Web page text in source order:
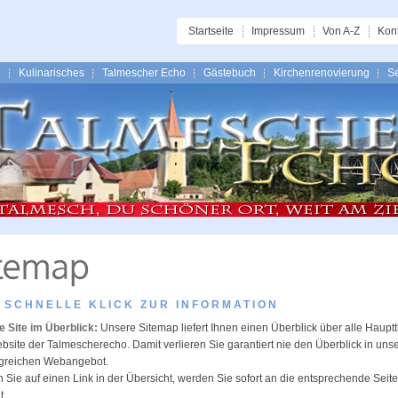
Von A-Z
Impressum
Startseite
Kulinarisches Talmescher Echo Gästebuch Kirchenrenovierung
SCHNELLE KLICK ZUR INFORMATION
Site im Überblick: Unsere Sitemap liefert Ihnen einen Überblick über alle
der Talmescherecho. Damit verlieren Sie garantiert nie den Überblick in
Webangebot.
Sie auf einen Link in der Übersicht, werden Sie sofort an die entsprechende